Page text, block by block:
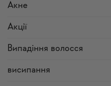
Акне
Акції
Випадіння волосся
висипання